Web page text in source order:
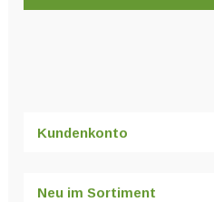
auf.Kundenkonto
Neu im Sortiment